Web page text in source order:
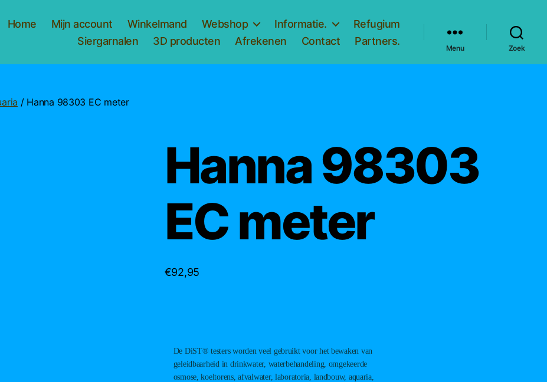
Home Mijn account Winkelmand Webshop Informatie.
Refugium
Siergarnalen
3D producten Afrekenen Contact Partners.
Menu Zoek
/ Hanna 98303 EC meter
Hanna 98303
EC meter
€92,95
De DiST® testers worden veel gebruikt voor het bewaken van
geleidbaarheid in drinkwater, waterbehandeling, omgekeerde
osmose, koeltorens, afvalwater, laboratoria, landbouw, aquaria,